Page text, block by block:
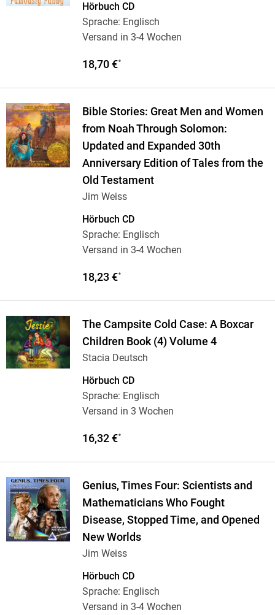
Hörbuch CD
Sprache: Englisch
Versand in 3-4 Wochen
18,70 €*
Bible Stories: Great Men and Women
from Noah Through Solomon:
Updated and Expanded 30th
Anniversary Edition of Tales from the
Old Testament
Jim Weiss
Hörbuch CD
Sprache: Englisch
Versand in 3-4 Wochen
18,23 €*
The Campsite Cold Case: A Boxcar
Children Book (4) Volume 4
Stacia Deutsch
Hörbuch CD
Sprache: Englisch
Versand in 3 Wochen
16,32 €*
Genius, Times Four: Scientists and
Mathematicians Who Fought
Disease, Stopped Time, and Opened
New Worlds
Jim Weiss
Hörbuch CD
Sprache: Englisch
Versand in 3-4 Wochen